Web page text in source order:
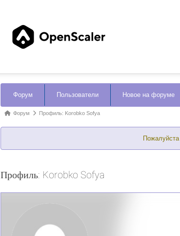
Форума
Форум Пользователи Новое на форуме
Форум
Вы
Форум Профиль: Korobko Sofya
Пожалуйста
Профиль: Korobko Sofya